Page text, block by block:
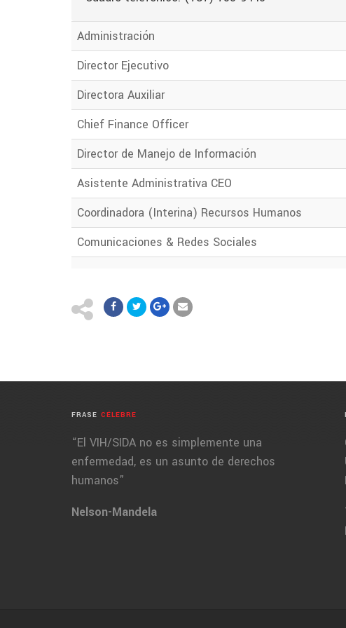
Administración
Director Ejecutivo
Directora Auxiliar
Chief Finance Officer
Director de Manejo de Información
Asistente Administrativa CEO
Coordinadora (Interina) Recursos Humanos
Comunicaciones & Redes Sociales
FRASE CÉLEBRE
“El VIH/SIDA no es simplemente una
enfermedad, es un asunto de derechos
humanos”
Nelson-Mandela